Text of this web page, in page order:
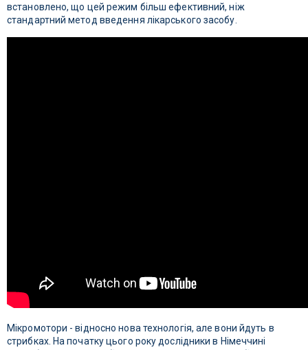
встановлено, що цей режим більш ефективний, ніж
стандартний метод введення лікарського засобу.
Мікромотори - відносно нова технологія, але вони йдуть в
стрибках. На початку цього року дослідники в Німеччині